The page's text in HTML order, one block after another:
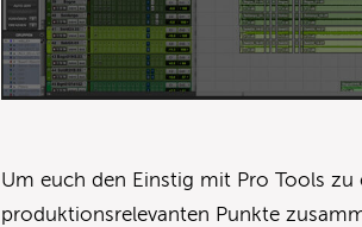
Um euch den Einstig mit Pro Tools
produktionsrelevanten Punkte